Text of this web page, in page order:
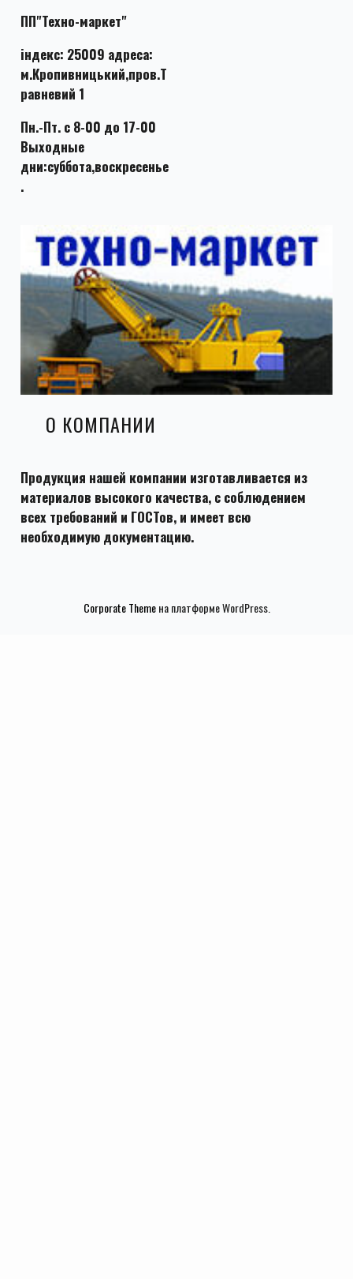
ПП"Техно-маркет"
індекс: 25009 адреса:
м.Кропивницький,пров.Т
равневий 1
Пн.-Пт. с 8-00 до 17-00
Выходные
дни:суббота,воскресенье
.
О КОМПАНИИ
Продукция нашей компании изготавливается из
материалов высокого качества, с соблюдением
всех требований и ГОСТов, и имеет всю
необходимую документацию.
Corporate Themeна платформе WordPress.